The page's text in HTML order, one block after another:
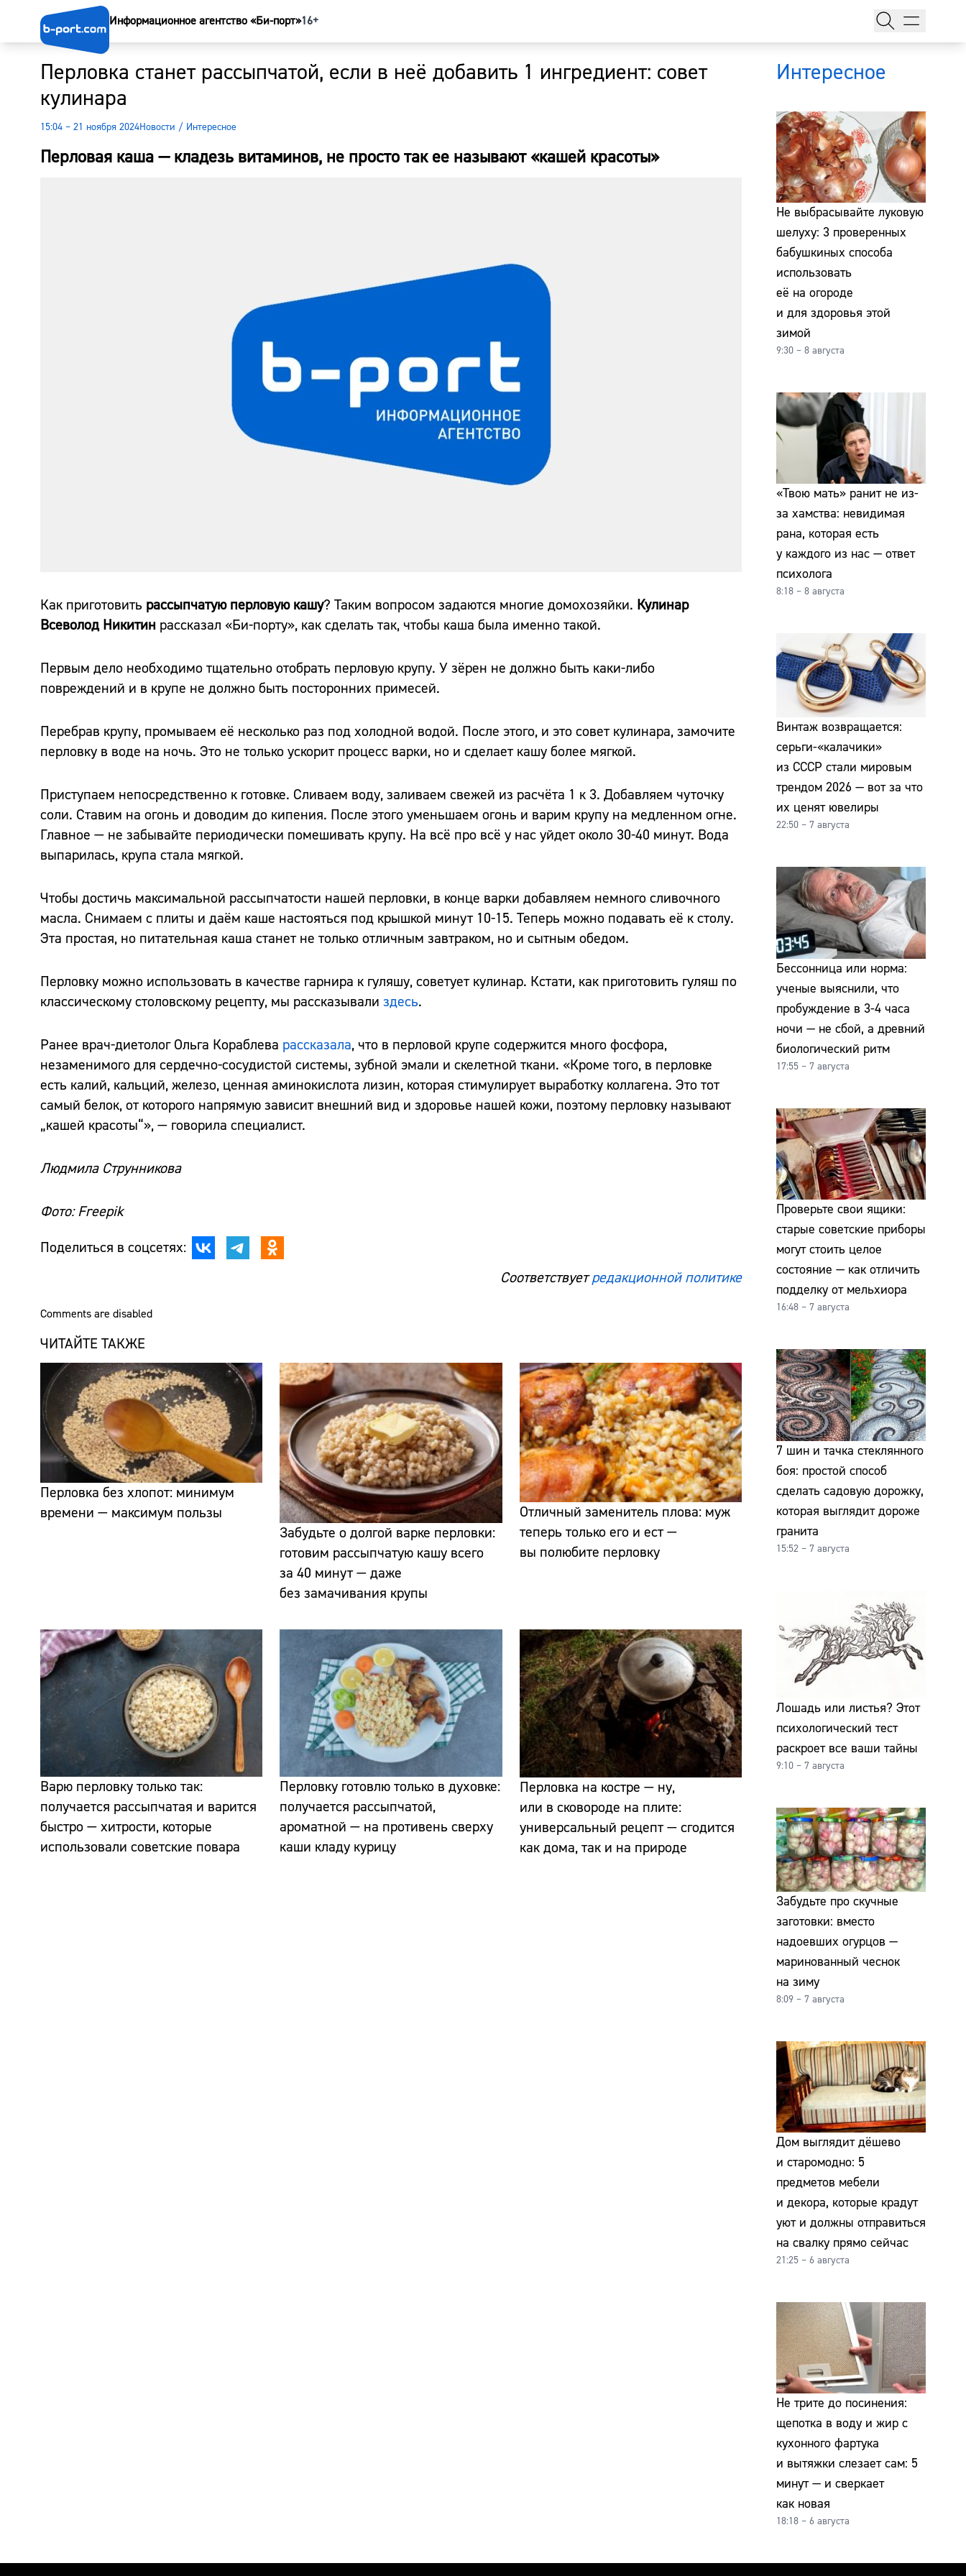
Информационное агентство «Би-порт»16+
Перловка станет рассыпчатой, если в неё добавить 1 ингредиент: совет
кулинара
15:04 – 21 ноября 2024Новости / Интересное
Перловая каша — кладезь витаминов, не просто так ее называют «кашей красоты»
Как приготовить рассыпчатую перловую кашу? Таким вопросом задаются многие домохозяйки. Кулинар
Всеволод Никитин рассказал «Би-порту», как сделать так, чтобы каша была именно такой.
Первым дело необходимо тщательно отобрать перловую крупу. У зёрен не должно быть каки-либо
повреждений и в крупе не должно быть посторонних примесей.
Перебрав крупу, промываем её несколько раз под холодной водой. После этого, и это совет кулинара, замочите
перловку в воде на ночь. Это не только ускорит процесс варки, но и сделает кашу более мягкой.
Приступаем непосредственно к готовке. Сливаем воду, заливаем свежей из расчёта 1 к 3. Добавляем чуточку
соли. Ставим на огонь и доводим до кипения. После этого уменьшаем огонь и варим крупу на медленном огне.
Главное — не забывайте периодически помешивать крупу. На всё про всё у нас уйдет около 30-40 минут. Вода
выпарилась, крупа стала мягкой.
Чтобы достичь максимальной рассыпчатости нашей перловки, в конце варки добавляем немного сливочного
масла. Снимаем с плиты и даём каше настояться под крышкой минут 10-15. Теперь можно подавать её к столу.
Эта простая, но питательная каша станет не только отличным завтраком, но и сытным обедом.
Перловку можно использовать в качестве гарнира к гуляшу, советует кулинар. Кстати, как приготовить гуляш по
классическому столовскому рецепту, мы рассказывали здесь.
Ранее врач-диетолог Ольга Кораблева рассказала, что в перловой крупе содержится много фосфора,
незаменимого для сердечно-сосудистой системы, зубной эмали и скелетной ткани. «Кроме того, в перловке
есть калий, кальций, железо, ценная аминокислота лизин, которая стимулирует выработку коллагена. Это тот
самый белок, от которого напрямую зависит внешний вид и здоровье нашей кожи, поэтому перловку называют
„кашей красоты“», — говорила специалист.
Людмила Струнникова
Фото: Freepik
Поделиться в соцсетях:
Соответствуетредакционной политике
Comments are disabled
ЧИТАЙТЕ ТАКЖЕ
Перловка без хлопот: минимум
времени — максимум пользы
Забудьте о долгой варке перловки:
готовим рассыпчатую кашу всего
за 40 минут — даже
без замачивания крупы
Отличный заменитель плова: муж
теперь только его и ест —
вы полюбите перловку
Варю перловку только так:
получается рассыпчатая и варится
быстро — хитрости, которые
использовали советские повара
Перловку готовлю только в духовке:
получается рассыпчатой,
ароматной — на противень сверху
каши кладу курицу
Перловка на костре — ну,
или в сковороде на плите:
универсальный рецепт — сгодится
как дома, так и на природе
Интересное
Не выбрасывайте луковую
шелуху: 3 проверенных
бабушкиных способа
использовать
её на огороде
и для здоровья этой
зимой
9:30 – 8 августа
«Твою мать» ранит не из-
за хамства: невидимая
рана, которая есть
у каждого из нас — ответ
психолога
8:18 – 8 августа
Винтаж возвращается:
серьги-«калачики»
из СССР стали мировым
трендом 2026 — вот за что
их ценят ювелиры
22:50 – 7 августа
Бессонница или норма:
ученые выяснили, что
пробуждение в 3-4 часа
ночи — не сбой, а древний
биологический ритм
17:55 – 7 августа
Проверьте свои ящики:
старые советские приборы
могут стоить целое
состояние — как отличить
подделку от мельхиора
16:48 – 7 августа
7 шин и тачка стеклянного
боя: простой способ
сделать садовую дорожку,
которая выглядит дороже
гранита
15:52 – 7 августа
Лошадь или листья? Этот
психологический тест
раскроет все ваши тайны
9:10 – 7 августа
Забудьте про скучные
заготовки: вместо
надоевших огурцов —
маринованный чеснок
на зиму
8:09 – 7 августа
Дом выглядит дёшево
и старомодно: 5
предметов мебели
и декора, которые крадут
уют и должны отправиться
на свалку прямо сейчас
21:25 – 6 августа
Не трите до посинения:
щепотка в воду и жир с
кухонного фартука
и вытяжки слезает сам: 5
минут — и сверкает
как новая
18:18 – 6 августа
Главная
Наши гости
Курсы валют
Сайт:
Адрес:
Телефон: